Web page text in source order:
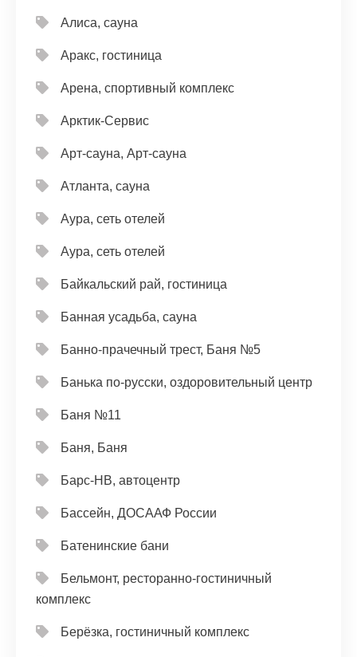
Алиса, сауна
Аракс, гостиница
Арена, спортивный комплекс
Арктик-Сервис
Арт-сауна, Арт-сауна
Атланта, сауна
Аура, сеть отелей
Аура, сеть отелей
Байкальский рай, гостиница
Банная усадьба, сауна
Банно-прачечный трест, Баня №5
Банька по-русски, оздоровительный центр
Баня №11
Баня, Баня
Барс-НВ, автоцентр
Бассейн, ДОСААФ России
Батенинские бани
Бельмонт, ресторанно-гостиничный
комплекс
Берёзка, гостиничный комплекс